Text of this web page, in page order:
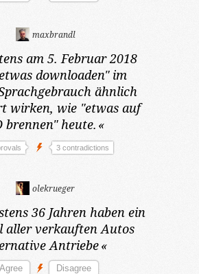
maxbrandl
am 5. Februar 2018
downloaden" im
ähnlich
wirken, wie "etwas auf
brennen" heute. «
3 contradictions
olekrueger
36 Jahren haben ein
aller verkauften Autos
Antriebe«